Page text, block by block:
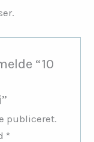
“10
publiceret.
*